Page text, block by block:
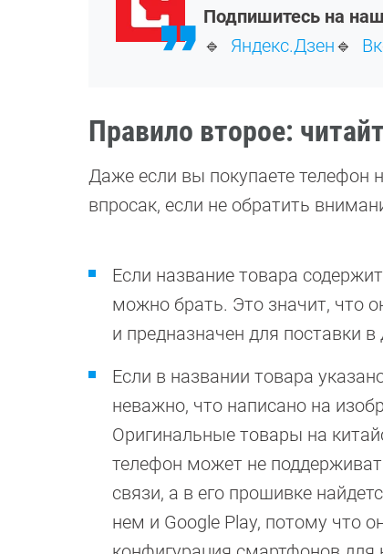
Подпишитесь на
🔹 Яндекс.Дзен🔹
Правило второе:
Даже если вы покупаете телефон
впросак, если не обратить
Если название товара
можно брать. Это значит, что
и предназначен для поставки в
Если в названии товара
неважно, что написано на
Оригинальные товары на
телефон может не
связи, а в его прошивке
нем и Google Play, потому что